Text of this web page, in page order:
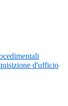
d'ufficio